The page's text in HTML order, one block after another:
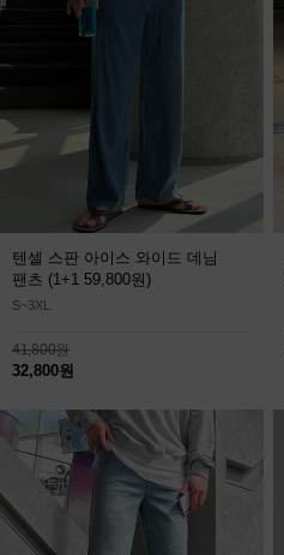
텐셀 스판 아이스 와이드 데님
팬츠 (1+1 59,800원)
S~3XL
41,800원
32,800원